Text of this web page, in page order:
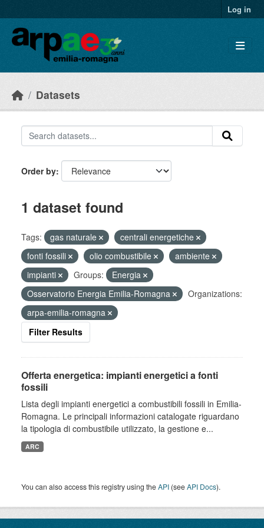
Log in
Datasets
Order by
1 dataset found
Tags: gas naturale
centrali energetiche
fonti fossili
olio combustibile
ambiente
impianti
Groups:
Energia
Osservatorio Energia Emilia-Romagna
Organizations:
arpa-emilia-romagna
Filter Results
Offerta energetica: impianti energetici a fonti
fossili
Lista degli impianti energetici a combustibili fossili in Emilia-
Romagna. Le principali informazioni catalogate riguardano
la tipologia di combustibile utilizzato, la gestione e...
ARC
You can also access this registry using theAPI (seeAPI Docs).